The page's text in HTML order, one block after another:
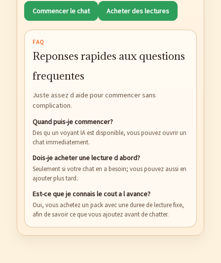
Commencer le chat Acheter des lectures
FAQ
Reponses rapides aux questions
frequentes
Juste assez d aide pour commencer sans
complication.
Quand puis-je commencer?
Des qu un voyant IA est disponible, vous pouvez ouvrir un
chat immediatement.
Dois-je acheter une lecture d abord?
Seulement si votre chat en a besoin; vous pouvez aussi en
ajouter plus tard.
Est-ce que je connais le cout a l avance?
Oui, vous achetez un pack avec une duree de lecture fixe,
afin de savoir ce que vous ajoutez avant de chatter.